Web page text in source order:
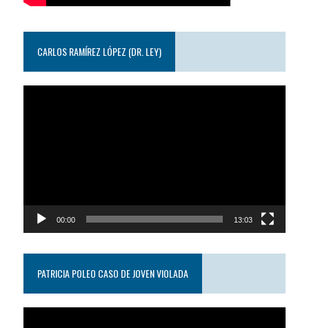
CARLOS RAMÍREZ LÓPEZ (DR. LEY)
00:00 13:03
PATRICIA POLEO CASO DE JOVEN VIOLADA